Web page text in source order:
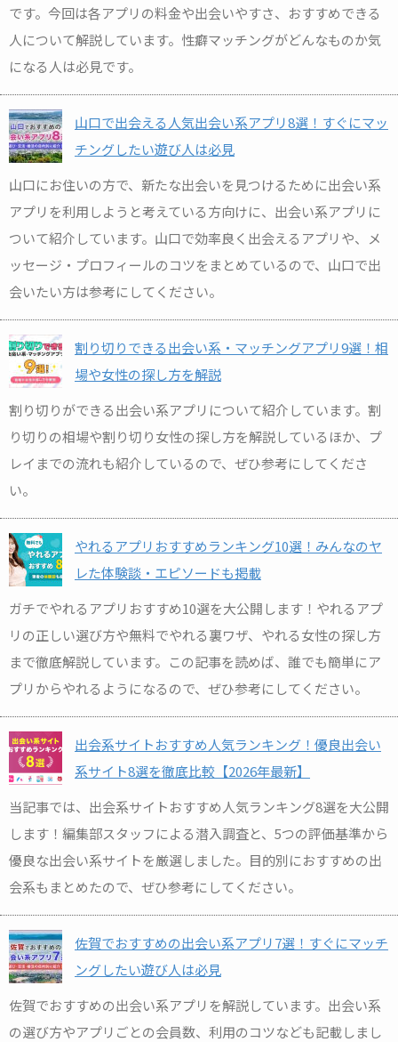
です。今回は各アプリの料金や出会いやすさ、おすすめできる
人について解説しています。性癖マッチングがどんなものか気
になる人は必見です。
山口で出会える人気出会い系アプリ8選！すぐにマッ
チングしたい遊び人は必見
山口にお住いの方で、新たな出会いを見つけるために出会い系
アプリを利用しようと考えている方向けに、出会い系アプリに
ついて紹介しています。山口で効率良く出会えるアプリや、メ
ッセージ・プロフィールのコツをまとめているので、山口で出
会いたい方は参考にしてください。
割り切りできる出会い系・マッチングアプリ9選！相
場や女性の探し方を解説
割り切りができる出会い系アプリについて紹介しています。割
り切りの相場や割り切り女性の探し方を解説しているほか、プ
レイまでの流れも紹介しているので、ぜひ参考にしてくださ
い。
やれるアプリおすすめランキング10選！みんなのヤ
レた体験談・エピソードも掲載
ガチでやれるアプリおすすめ10選を大公開します！やれるアプ
リの正しい選び方や無料でやれる裏ワザ、やれる女性の探し方
まで徹底解説しています。この記事を読めば、誰でも簡単にア
プリからやれるようになるので、ぜひ参考にしてください。
出会系サイトおすすめ人気ランキング！優良出会い
系サイト8選を徹底比較【2026年最新】
当記事では、出会系サイトおすすめ人気ランキング8選を大公開
します！編集部スタッフによる潜入調査と、5つの評価基準から
優良な出会い系サイトを厳選しました。目的別におすすめの出
会系もまとめたので、ぜひ参考にしてください。
佐賀でおすすめの出会い系アプリ7選！すぐにマッチ
ングしたい遊び人は必見
佐賀でおすすめの出会い系アプリを解説しています。出会い系
の選び方やアプリごとの会員数、利用のコツなども記載しまし